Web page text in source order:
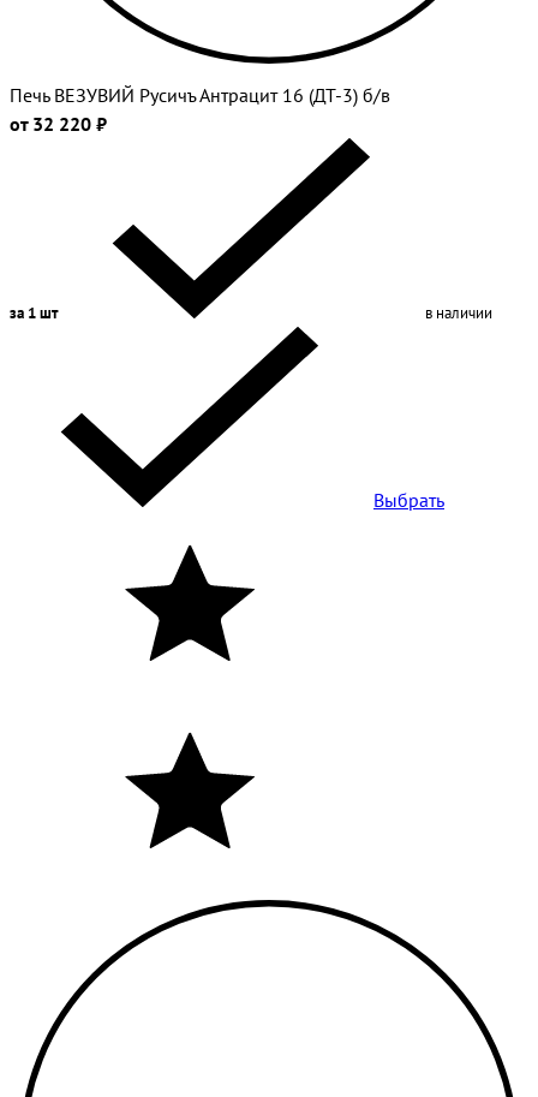
Печь ВЕЗУВИЙ Русичъ Антрацит 16 (ДТ-3) б/в
от 32 220 ₽
за 1 шт в наличии
Выбрать